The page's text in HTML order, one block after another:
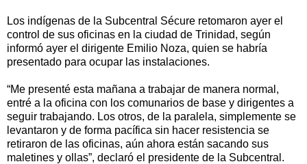
Los indígenas de la Subcentral Sécure retomaron ayer el
control de sus oficinas en la ciudad de Trinidad, según
informó ayer el dirigente Emilio Noza, quien se habría
presentado para ocupar las instalaciones.
“Me presenté esta mañana a trabajar de manera normal,
entré a la oficina con los comunarios de base y dirigentes a
seguir trabajando. Los otros, de la paralela, simplemente se
levantaron y de forma pacífica sin hacer resistencia se
retiraron de las oficinas, aún ahora están sacando sus
maletines y ollas”, declaró el presidente de la Subcentral.